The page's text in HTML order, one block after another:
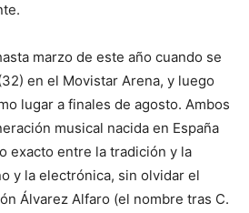
marzo de este año cuando se
en el Movistar Arena, y luego
lugar a finales de agosto. Ambos
musical nacida en España
exacto entre la tradición y la
y la electrónica, sin olvidar el
Álvarez Alfaro (el nombre tras C.